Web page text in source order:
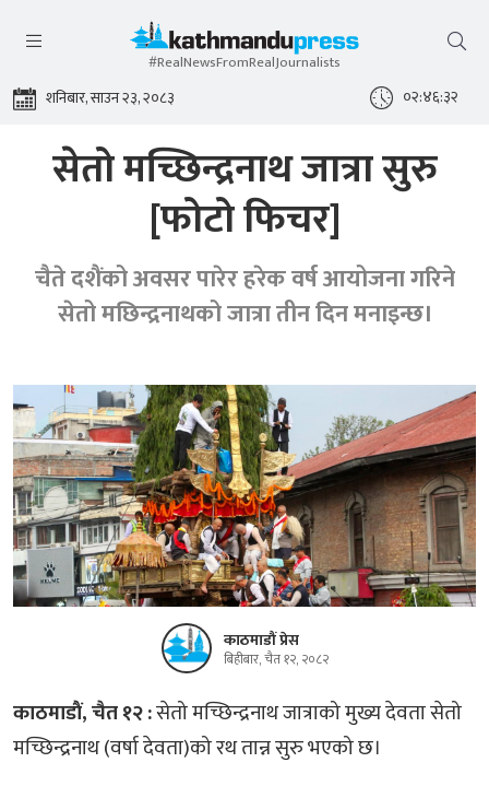
#RealNewsFromRealJournalists
शनिबार, साउन २३, २०८३ ०२:४६:३४
सेतो मच्छिन्द्रनाथ जात्रा सुरु
[फोटो फिचर]
चैते दशैंको अवसर पारेर हरेक वर्ष आयोजना गरिने
सेतो मछिन्द्रनाथको जात्रा तीन दिन मनाइन्छ।
काठमाडौं प्रेस
बिहीबार, चैत १२, २०८२
काठमाडाैं, चैत १२ :सेतो मच्छिन्द्रनाथ जात्राको मुख्य देवता सेतो
मच्छिन्द्रनाथ (वर्षा देवता)को रथ तान्न सुरु भएको छ।